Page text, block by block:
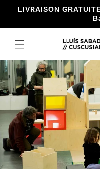
directement
LIVRAISON